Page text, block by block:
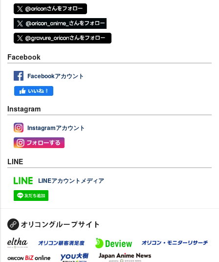
Facebook
Facebookアカウント
Instagram
Instagramアカウント
LINE
LINEアカウントメディア